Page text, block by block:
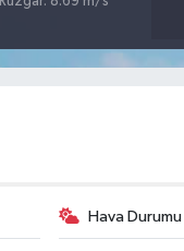
Hava Durumu